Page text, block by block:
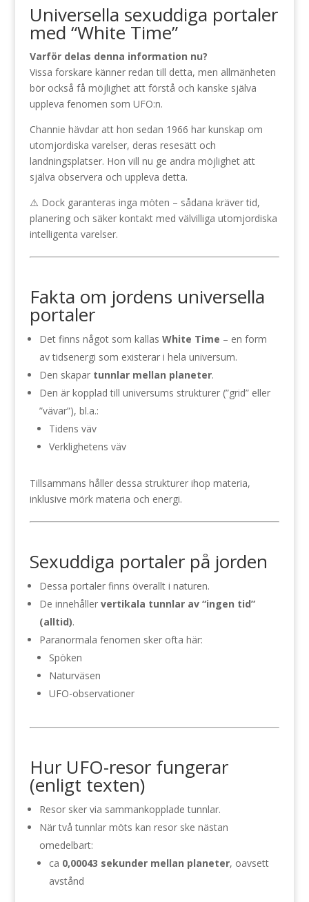
Universella sexuddiga portaler
med “White Time”
Varför delas denna information nu?
Vissa forskare känner redan till detta, men allmänheten
bör också få möjlighet att förstå och kanske själva
uppleva fenomen som UFO:n.
Channie hävdar att hon sedan 1966 har kunskap om
utomjordiska varelser, deras resesätt och
landningsplatser. Hon vill nu ge andra möjlighet att
själva observera och uppleva detta.
⚠️ Dock garanteras inga möten – sådana kräver tid,
planering och säker kontakt med välvilliga utomjordiska
intelligenta varelser.
Fakta om jordens universella
portaler
Det finns något som kallas White Time – en form
av tidsenergi som existerar i hela universum.
Den skapar tunnlar mellan planeter.
Den är kopplad till universums strukturer (”grid” eller
”vävar”), bl.a.:
Tidens väv
Verklighetens väv
Tillsammans håller dessa strukturer ihop materia,
inklusive mörk materia och energi.
Sexuddiga portaler på jorden
Dessa portaler finns överallt i naturen.
De innehåller vertikala tunnlar av “ingen tid”
(alltid).
Paranormala fenomen sker ofta här:
Spöken
Naturväsen
UFO-observationer
Hur UFO-resor fungerar
(enligt texten)
Resor sker via sammankopplade tunnlar.
När två tunnlar möts kan resor ske nästan
omedelbart:
ca 0,00043 sekunder mellan planeter, oavsett
avstånd